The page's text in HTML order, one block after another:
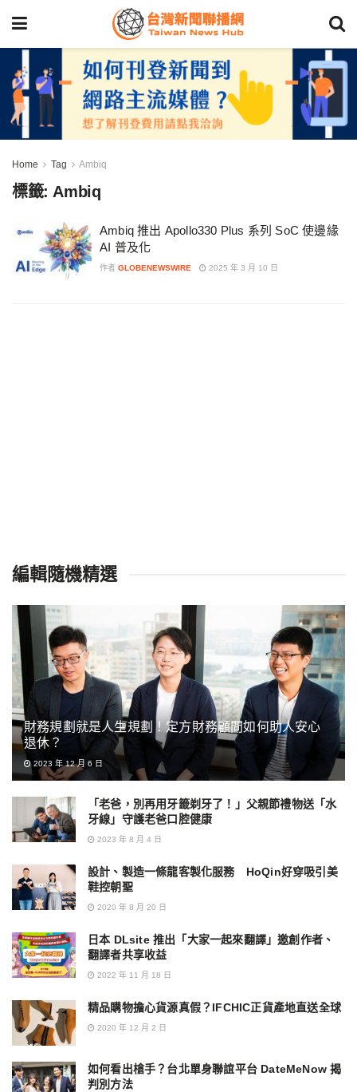
Home Tag Ambiq
標籤:Ambiq
Ambiq 推出 Apollo330 Plus 系列 SoC 使邊緣
AI 普及化
作者 GLOBENEWSWIRE 2025 年 3 月 10 日
編輯隨機精選
財務規劃就是人生規劃！定方財務顧問如何助人安心
退休？
2023 年 12 月 6 日
「老爸，別再用牙籤剃牙了！」父親節禮物送「水
牙線」守護老爸口腔健康
2023 年 8 月 4 日
設計、製造一條龍客製化服務 HoQin好穿吸引美
鞋控朝聖
2020 年 8 月 20 日
日本 DLsite 推出「大家一起來翻譯」邀創作者、
翻譯者共享收益
2022 年 11 月 18 日
精品購物擔心貨源真假？IFCHIC正貨產地直送全球
2020 年 12 月 2 日
如何看出槍手？台北單身聯誼平台 DateMeNow 揭
判別方法